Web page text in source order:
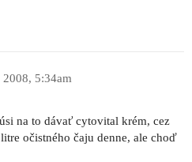
2008, 5:34am
na to dávať cytovital krém, cez
očistného čaju denne, ale choď